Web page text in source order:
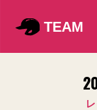
TEAM